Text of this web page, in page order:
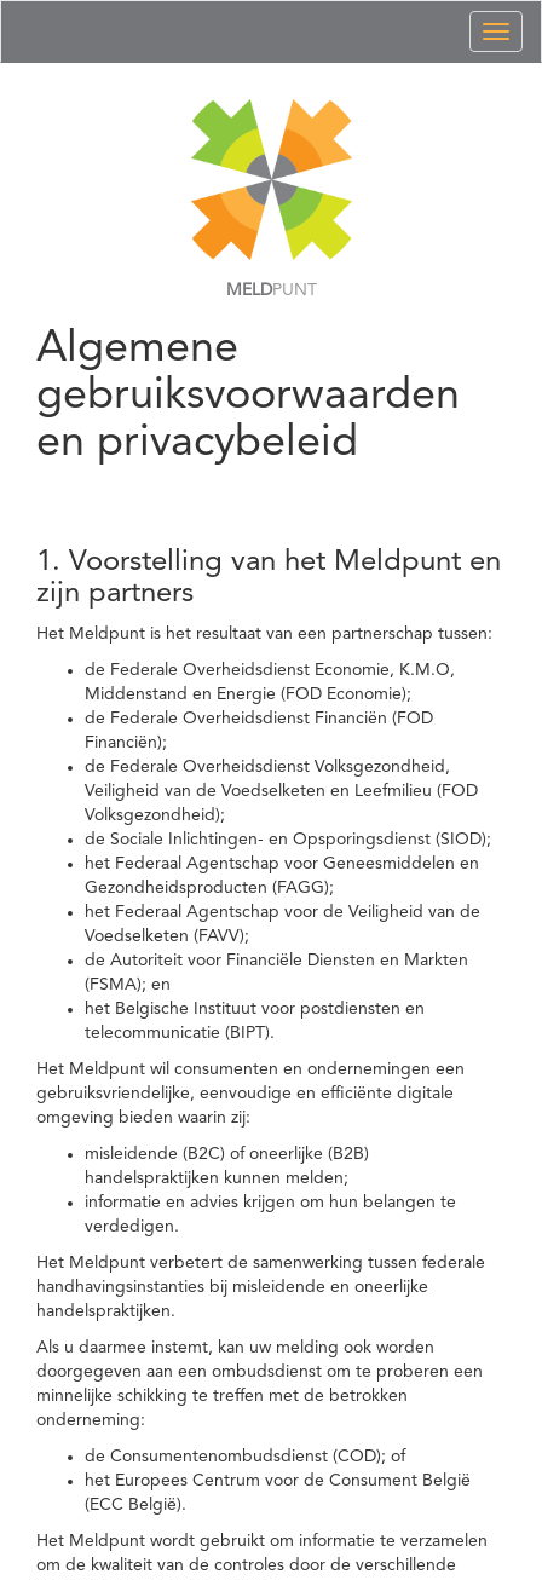
MELDPUNT
Algemene
gebruiksvoorwaarden
en privacybeleid
1. Voorstelling van het Meldpunt en
zijn partners
Het Meldpunt is het resultaat van een partnerschap tussen:
de Federale Overheidsdienst Economie, K.M.O,
Middenstand en Energie (FOD Economie);
de Federale Overheidsdienst Financiën (FOD
Financiën);
de Federale Overheidsdienst Volksgezondheid,
Veiligheid van de Voedselketen en Leefmilieu (FOD
Volksgezondheid);
de Sociale Inlichtingen- en Opsporingsdienst (SIOD);
het Federaal Agentschap voor Geneesmiddelen en
Gezondheidsproducten (FAGG);
het Federaal Agentschap voor de Veiligheid van de
Voedselketen (FAVV);
de Autoriteit voor Financiële Diensten en Markten
(FSMA); en
het Belgische Instituut voor postdiensten en
telecommunicatie (BIPT).
Het Meldpunt wil consumenten en ondernemingen een
gebruiksvriendelijke, eenvoudige en efficiënte digitale
omgeving bieden waarin zij:
misleidende (B2C) of oneerlijke (B2B)
handelspraktijken kunnen melden;
informatie en advies krijgen om hun belangen te
verdedigen.
Het Meldpunt verbetert de samenwerking tussen federale
handhavingsinstanties bij misleidende en oneerlijke
handelspraktijken.
Als u daarmee instemt, kan uw melding ook worden
doorgegeven aan een ombudsdienst om te proberen een
minnelijke schikking te treffen met de betrokken
onderneming:
de Consumentenombudsdienst (COD); of
het Europees Centrum voor de Consument België
(ECC België).
Het Meldpunt wordt gebruikt om informatie te verzamelen
om de kwaliteit van de controles door de verschillende